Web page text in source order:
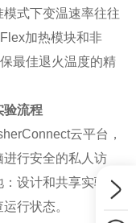
式下变温速率往往
加热模块和非
最佳退火温度的精
验流程
云平台，
进行安全的私人访
设计和共享实验方
行状态。